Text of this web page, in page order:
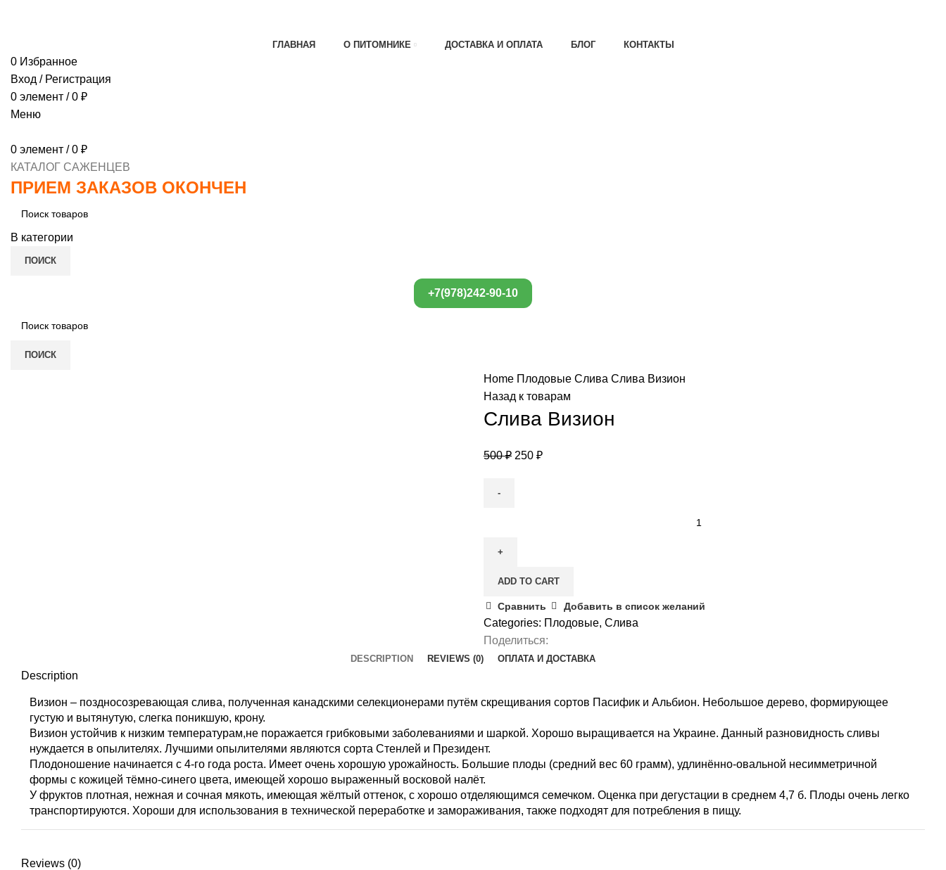
ГЛАВНАЯ О ПИТОМНИКЕ ДОСТАВКА И ОПЛАТА БЛОГ КОНТАКТЫ
0 Избранное
Вход / Регистрация
0 элемент / 0 ₽
Меню
0 элемент / 0 ₽
КАТАЛОГ САЖЕНЦЕВ
ПРИЕМ ЗАКАЗОВ ОКОНЧЕН
В категории
ПОИСК
+7(978)242-90-10
ПОИСК
Home Плодовые Слива Слива Визион
Назад к товарам
Слива Визион
500₽ 250 ₽
quantity
ADD TO CART
Сравнить Добавить в список желаний
Categories: Плодовые, Слива
Поделиться:
DESCRIPTION REVIEWS (0) ОПЛАТА И ДОСТАВКА
Description
Визион – поздносозревающая слива, полученная канадскими селекционерами путём скрещивания сортов Пасифик и Альбион. Небольшое дерево, формирующее
густую и вытянутую, слегка поникшую, крону.
Визион устойчив к низким температурам,не поражается грибковыми заболеваниями и шаркой. Хорошо выращивается на Украине. Данный разновидность сливы
нуждается в опылителях. Лучшими опылителями являются сорта Стенлей и Президент.
Плодоношение начинается с 4-го года роста. Имеет очень хорошую урожайность. Большие плоды (средний вес 60 грамм), удлинённо-овальной несимметричной
формы с кожицей тёмно-синего цвета, имеющей хорошо выраженный восковой налёт.
У фруктов плотная, нежная и сочная мякоть, имеющая жёлтый оттенок, с хорошо отделяющимся семечком. Оценка при дегустации в среднем 4,7 б. Плоды очень легко
транспортируются. Хороши для использования в технической переработке и замораживания, также подходят для потребления в пищу.
Reviews (0)